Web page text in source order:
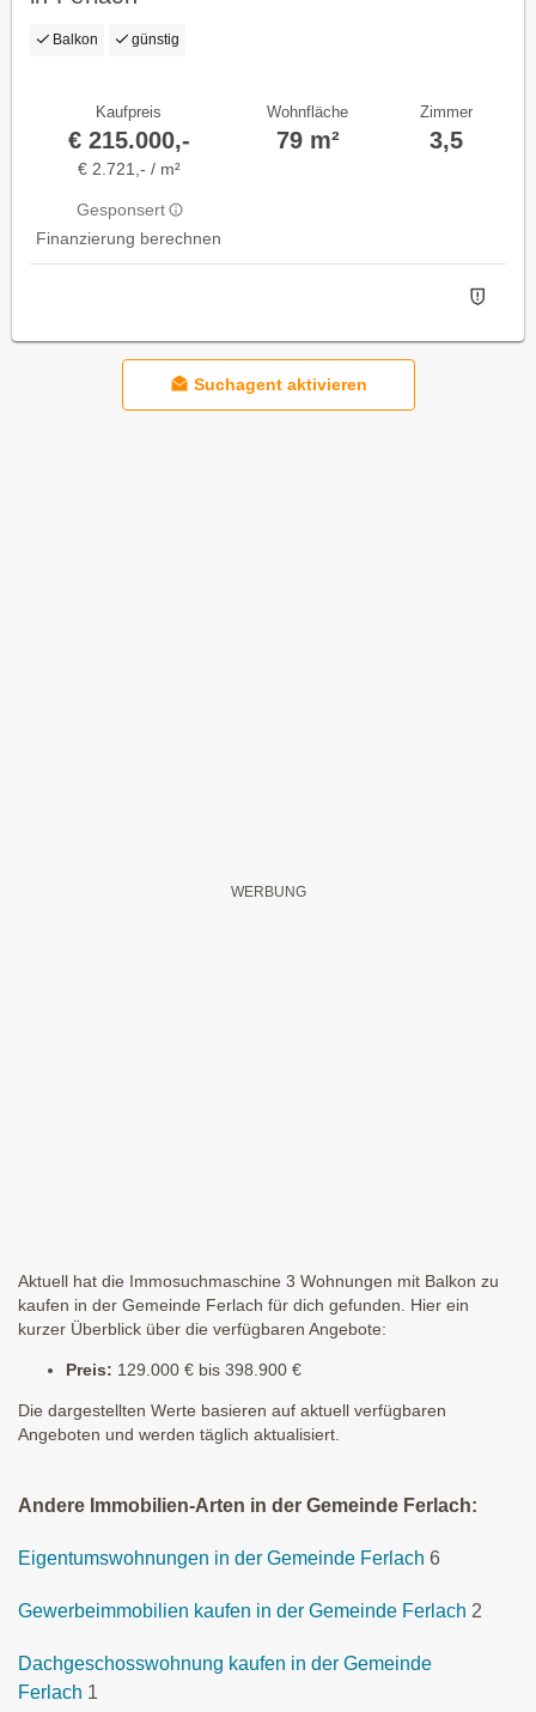
Balkon günstig
Kaufpreis
€ 215.000,-
€ 2.721,- / m²
Gesponsert
Finanzierung berechnen
Wohnfläche
79 m²
Zimmer
3,5
Suchagent aktivieren
Aktuell hat die Immosuchmaschine 3 Wohnungen mit Balkon zu
kaufen in der Gemeinde Ferlach für dich gefunden. Hier ein
kurzer Überblick über die verfügbaren Angebote:
Preis: 129.000 € bis 398.900 €
Die dargestellten Werte basieren auf aktuell verfügbaren
Angeboten und werden täglich aktualisiert.
Andere Immobilien-Arten in der Gemeinde Ferlach:
Eigentumswohnungen in der Gemeinde Ferlach 6
Gewerbeimmobilien kaufen in der Gemeinde Ferlach 2
Dachgeschosswohnung kaufen in der Gemeinde
Ferlach 1